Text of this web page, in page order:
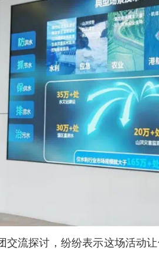
交流探讨，纷纷表示这场活动